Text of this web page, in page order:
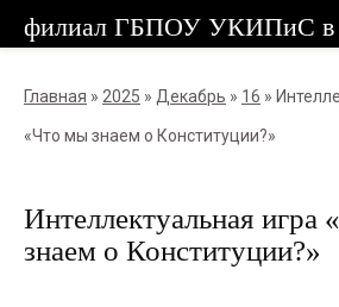
Главная » 2025 » Декабрь » 16 »
«Что мы знаем о Конституции?»
Интеллектуальная игра
знаем о Конституции?»